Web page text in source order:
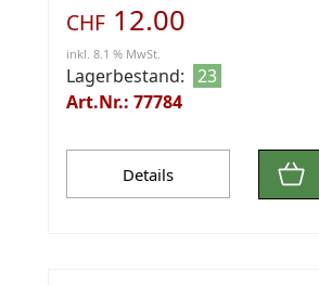
CHF 12.00
inkl. 8.1 % MwSt.
Lagerbestand: 23
Art.Nr.: 77784
Details